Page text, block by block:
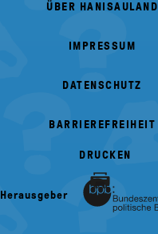
ÜBER HANISAULAND
IMPRESSUM
DATENSCHUTZ
BARRIEREFREIHEIT
DRUCKEN
Herausgeber